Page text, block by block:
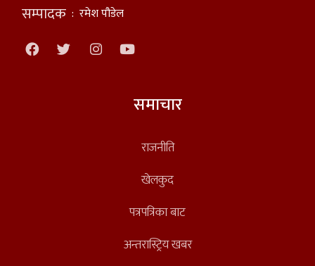
सम्पादक : रमेश पौडेल
समाचार
राजनीति
खेलकुद
पत्रपत्रिका बाट
अन्तरास्ट्रिय खबर